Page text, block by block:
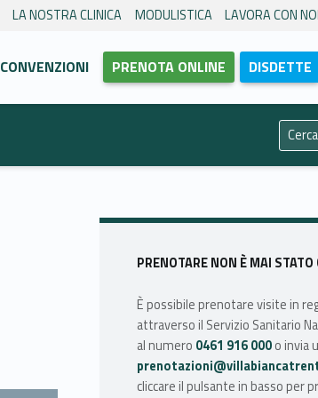
LA NOSTRA CLINICA MODULISTICA LAVORA CON NOI
CONVENZIONI PRENOTA ONLINE DISDETTE
Sidebar
PRENOTARE NON È MAI STATO
È possibile prenotare visite in
attraverso il Servizio Sanitario
al numero 0461 916 000o invia
cliccare il pulsante in basso per